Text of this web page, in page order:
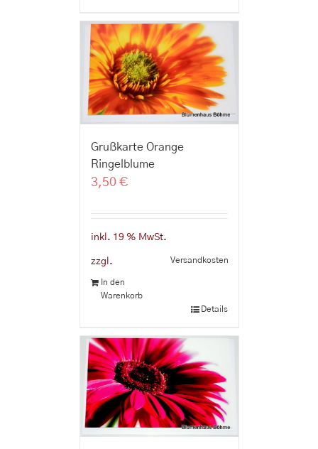
Grußkarte Orange
Ringelblume
3,50 €
inkl. 19 % MwSt.
zzgl. Versandkosten
In den
Warenkorb
Details